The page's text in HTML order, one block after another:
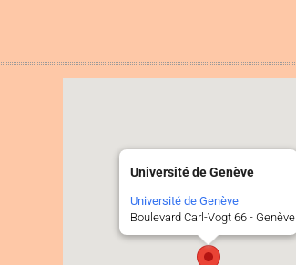
Université de Genève
Université de Genève
Boulevard Carl-Vogt 66 - Genève